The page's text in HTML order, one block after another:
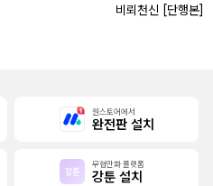
비뢰천신 [단행본]
원스토어에서
완전판 설치
무협만화 플랫폼
강툰 설치